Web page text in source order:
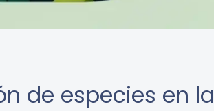
de especies en la